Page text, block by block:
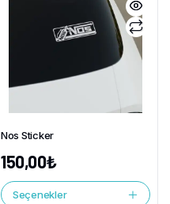
Nos Sticker
150,00₺
Seçenekler